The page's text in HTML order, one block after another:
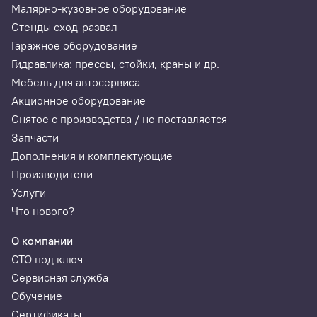
Способы подключения: стандартный OBDII разъем
Рабочее напряжение: 9-15 В
Ток покоя: 25 мА
Среднее потребление: 35 мА
Температура хранения: -30℃-70℃
Рабочая температура: -20℃-55℃
Вес: 26 г
Габариты упаковки
Вес: 0.08 кг
Программное обеспечение
Demo Diagnostic Program
Малярно-кузовное оборудование
Стенды сход-развал
Гаражное оборудование
Гидравлика: прессы, стойки, краны и др.
Мебель для автосервиса
Акционное оборудование
Снятое с производства / не поставляется
Запчасти
Дополнения и комплектующие
Производители
Услуги
Что нового?
О компании
СТО под ключ
Сервисная служба
Обучение
Сертификаты